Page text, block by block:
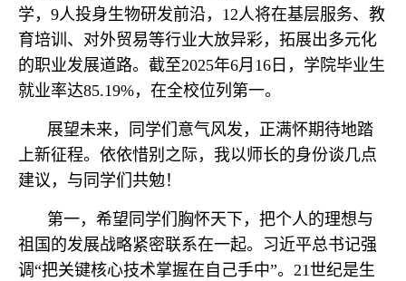
学，9人投身生物研发前沿，12人将在基层服务、教
育培训、对外贸易等行业大放异彩，拓展出多元化
的职业发展道路。截至2025年6月16日，学院毕业生
就业率达85.19%，在全校位列第一。
展望未来，同学们意气风发，正满怀期待地踏
上新征程。依依惜别之际，我以师长的身份谈几点
建议，与同学们共勉！
第一，希望同学们胸怀天下，把个人的理想与
祖国的发展战略紧密联系在一起。习近平总书记强
调“把关键核心技术掌握在自己手中”。21世纪是生